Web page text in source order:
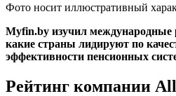
Фото носит иллюстративный
Myfin.by изучил международные
какие страны лидируют по
эффективности пенсионных
Рейтинг компании